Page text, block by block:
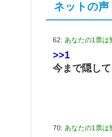
ネットの声
62: あなたの1票は
>>1
今まで隠し
70: あなたの1票は